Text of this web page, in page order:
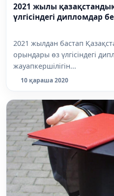
2021 жылы
үлгісіндегі дипломдар
2021 жылдан бастап
орындары өз үлгісіндегі
жауапкершілігін...
10 қараша 2020